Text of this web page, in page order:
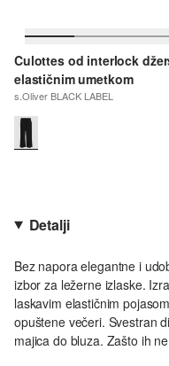
Culottes od interlock
elastičnim umetkom
s.Oliver BLACK LABEL
Detalji
Bez napora elegantne i
izbor za ležerne izlaske.
laskavim elastičnim
opuštene večeri. Svestran
majica do bluza. Zašto ih